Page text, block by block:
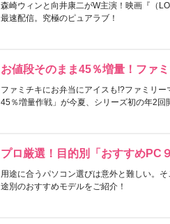
森崎ウィンと向井康二がW主演！映画『（
最速配信。究極のピュアラブ！
お値段そのまま45％増量！ファ
ファミチキにお弁当にアイスも!?ファミリ
45％増量作戦」が今夏、シリーズ初の年2回
プロ厳選！目的別「おすすめPC
用途に合うパソコン選びは意外と難しい。
途別のおすすめモデルをご紹介！